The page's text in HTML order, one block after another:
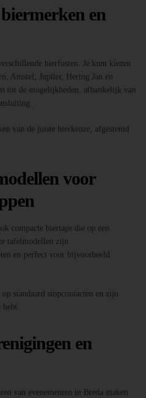
en
bierfusten. Je kunt kiezen
Amstel, Jupiler, Hertog Jan en
tot de mogelijkheden, afhankelijk van
van de juiste bierkeuze, afgestemd
voor
compacte biertaps die op een
tafelmodellen zijn
en perfect voor bijvoorbeeld
standaard stopcontacten en zijn
en
van evenementen in Breda maken